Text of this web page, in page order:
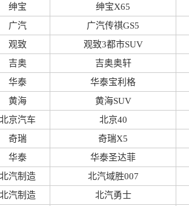
绅宝 绅宝X65
广汽 广汽传祺GS5
观致 观致3都市SUV
吉奥 吉奥奥轩
华泰 华泰宝利格
黄海 黄海SUV
北京汽车 北京40
奇瑞 奇瑞X5
华泰 华泰圣达菲
北汽制造 北汽域胜007
北汽制造 北汽勇士